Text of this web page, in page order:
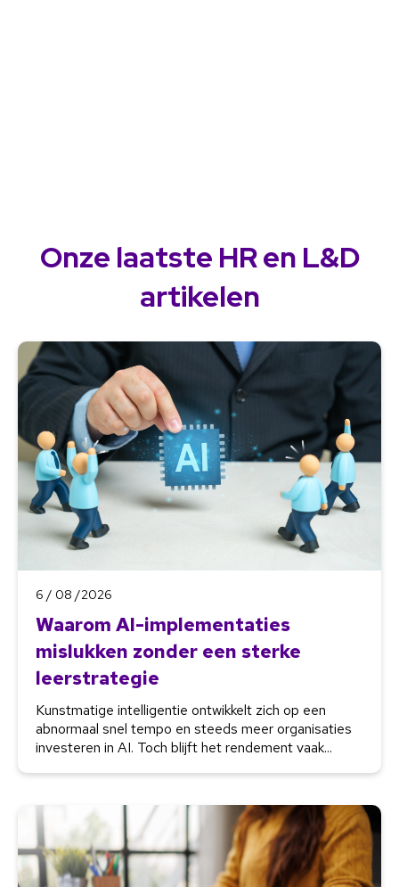
Onze laatste HR en L&D
artikelen
6 / 08 /2026
Waarom AI-implementaties
mislukken zonder een sterke
leerstrategie
Kunstmatige intelligentie ontwikkelt zich op een
abnormaal snel tempo en steeds meer organisaties
investeren in AI. Toch blijft het rendement vaak...